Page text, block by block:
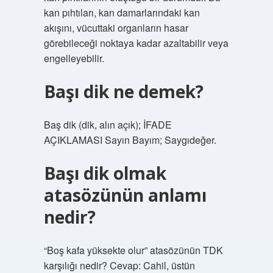
kan pıhtıları, kan damarlarındaki kan
akışını, vücuttaki organların hasar
görebileceği noktaya kadar azaltabilir veya
engelleyebilir.
Başı dik ne demek?
Baş dik (dik, alın açık); İFADE
AÇIKLAMASI Sayın Bayım; Saygıdeğer.
Başı dik olmak
atasözünün anlamı
nedir?
“Boş kafa yüksekte olur” atasözünün TDK
karşılığı nedir? Cevap: Cahil, üstün